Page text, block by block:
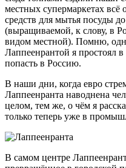
местных супермаркетах
средств для мытья посуды
(выращиваемой, к слову, в
видом местной). Помню,
Лаппеенрантой я простоял
попасть в Россию.
В наши дни, когда евро
Лаппеенранта наводнена
целом, тем же, о чём я
только теперь уже в
В самом центре